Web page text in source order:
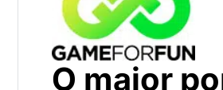
O maior